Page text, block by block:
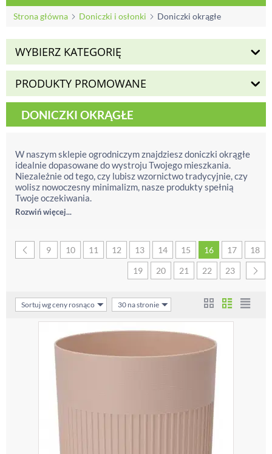
Strona główna Doniczki i osłonki Doniczki okrągłe
WYBIERZ KATEGORIĘ
PRODUKTY PROMOWANE
DONICZKI OKRĄGŁE
W naszym sklepie ogrodniczym znajdziesz doniczki okrągłe
idealnie dopasowane do wystroju Twojego mieszkania.
Niezależnie od tego, czy lubisz wzornictwo tradycyjnie, czy
wolisz nowoczesny minimalizm, nasze produkty spełnią
Twoje oczekiwania.
Rozwiń więcej...
9 10 11 12 13 14 15 16 17
18
19
20 21 22 23
Sortuj wg ceny rosnąco 30 na stronie